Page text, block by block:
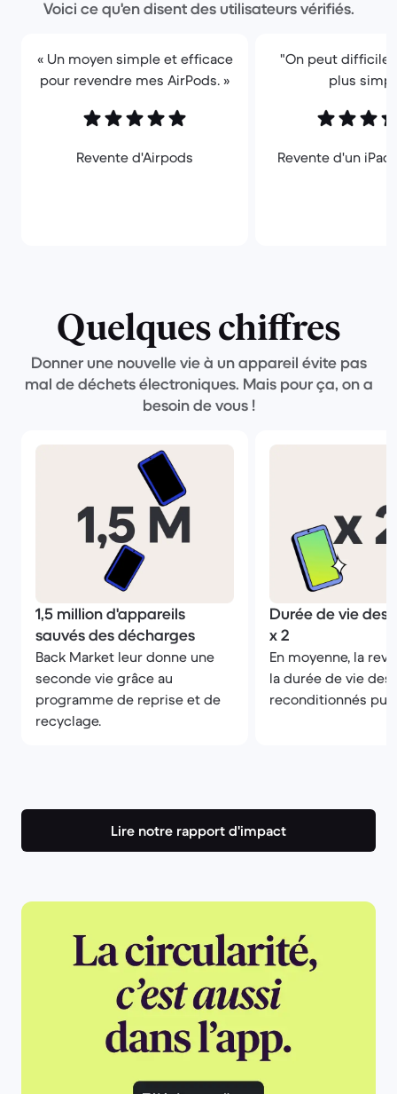
Voici ce qu'en disent des utilisateurs vérifiés.
« Un moyen simple et efficace
pour revendre mes AirPods. »
Revente d'Airpods
"On peut
plus
Revente d'un iPad
Quelques chiffres
Donner une nouvelle vie à un appareil évite pas
mal de déchets électroniques. Mais pour ça, on a
besoin de vous !
1,5 million d'appareils
sauvés des décharges
Back Market leur donne une
seconde vie grâce au
programme de reprise et de
recyclage.
Durée de vie des
x 2
En moyenne, la
la durée de vie des
reconditionnés
Lire notre rapport d'impact